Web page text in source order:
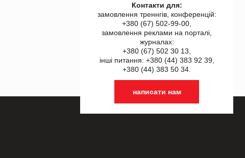
Контакти для:
замовлення треннгів, конференцій:
+380 (67) 502-99-00,
замовлення реклами на порталі,
журналах:
+380 (67) 502 30 13,
інші питання: +380 (44) 383 92 39,
+380 (44) 383 50 34.
написати нам